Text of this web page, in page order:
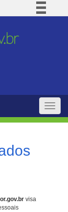
BR
Toggle
visa